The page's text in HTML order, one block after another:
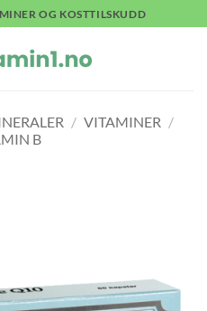
OG KOSTTILSKUDD
/ VITAMINER /
B